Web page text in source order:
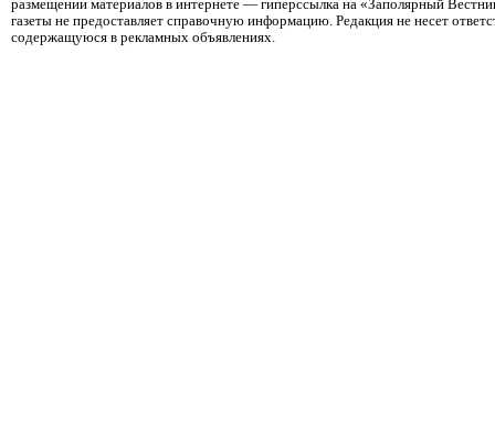
размещении материалов в интернете — гиперссылка на «Заполярный
газеты не предоставляет справочную информацию. Редакция не несет
содержащуюся в рекламных объявлениях.